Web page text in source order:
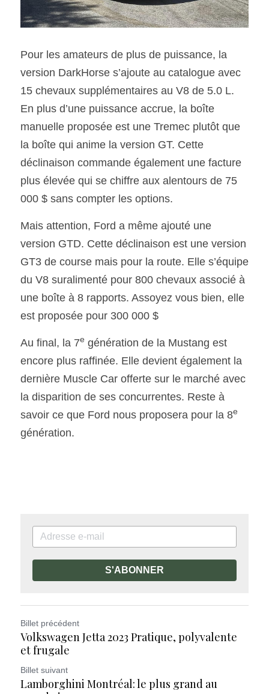
Pour les amateurs de plus de puissance, la
version DarkHorse s’ajoute au catalogue avec
15 chevaux supplémentaires au V8 de 5.0 L.
En plus d’une puissance accrue, la boîte
manuelle proposée est une Tremec plutôt que
la boîte qui anime la version GT. Cette
déclinaison commande également une facture
plus élevée qui se chiffre aux alentours de 75
000 $ sans compter les options.
Mais attention, Ford a même ajouté une
version GTD. Cette déclinaison est une version
GT3 de course mais pour la route. Elle s’équipe
du V8 suralimenté pour 800 chevaux associé à
une boîte à 8 rapports. Assoyez vous bien, elle
est proposée pour 300 000 $
Au final, la 7e génération de la Mustang est
encore plus raffinée. Elle devient également la
dernière Muscle Car offerte sur le marché avec
la disparition de ses concurrentes. Reste à
savoir ce que Ford nous proposera pour la 8e
génération.
S'ABONNER
Billet précédent
Volkswagen Jetta 2023 Pratique, polyvalente
et frugale
Billet suivant
Lamborghini Montréal: le plus grand au